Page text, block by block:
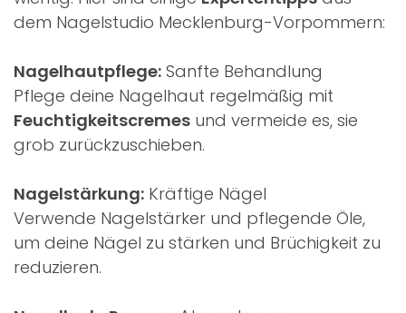
dem Nagelstudio Mecklenburg-Vorpommern:
Nagelhautpflege: Sanfte Behandlung
Pflege deine Nagelhaut regelmäßig mit
Feuchtigkeitscremes und vermeide es, sie
grob zurückzuschieben.
Nagelstärkung: Kräftige Nägel
Verwende Nagelstärker und pflegende Öle,
um deine Nägel zu stärken und Brüchigkeit zu
reduzieren.